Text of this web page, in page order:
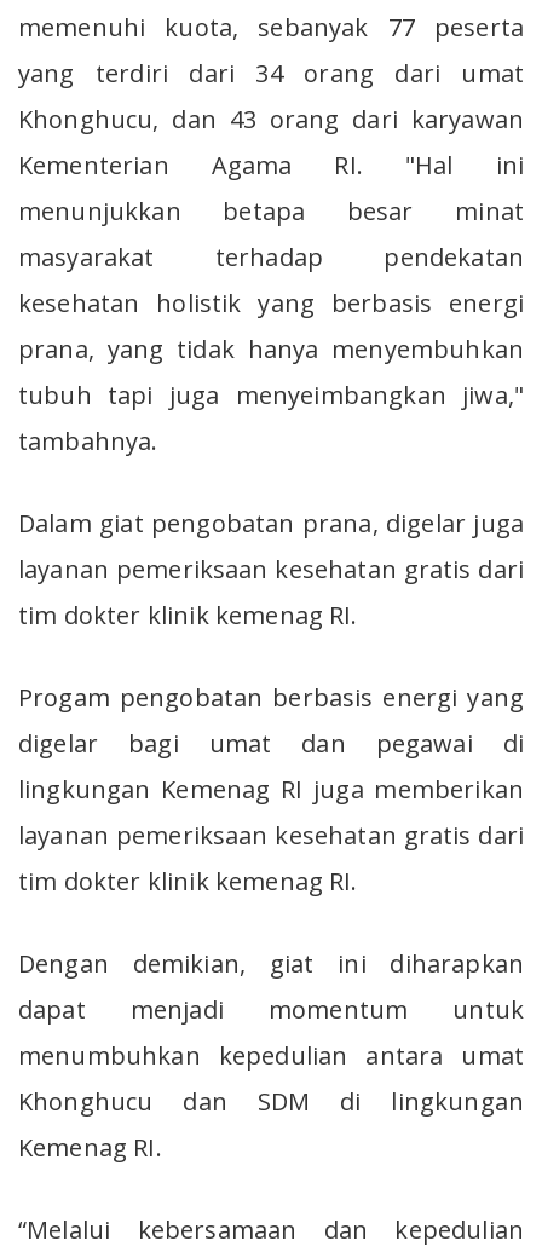
memenuhi kuota, sebanyak 77 peserta
yang terdiri dari 34 orang dari umat
Khonghucu, dan 43 orang dari karyawan
Kementerian Agama RI. "Hal ini
menunjukkan betapa besar minat
masyarakat terhadap pendekatan
kesehatan holistik yang berbasis energi
prana, yang tidak hanya menyembuhkan
tubuh tapi juga menyeimbangkan jiwa,"
tambahnya.
Dalam giat pengobatan prana, digelar juga
layanan pemeriksaan kesehatan gratis dari
tim dokter klinik kemenag RI.
Progam pengobatan berbasis energi yang
digelar bagi umat dan pegawai di
lingkungan Kemenag RI juga memberikan
layanan pemeriksaan kesehatan gratis dari
tim dokter klinik kemenag RI.
Dengan demikian, giat ini diharapkan
dapat menjadi momentum untuk
menumbuhkan kepedulian antara umat
Khonghucu dan SDM di lingkungan
Kemenag RI.
“Melalui kebersamaan dan kepedulian